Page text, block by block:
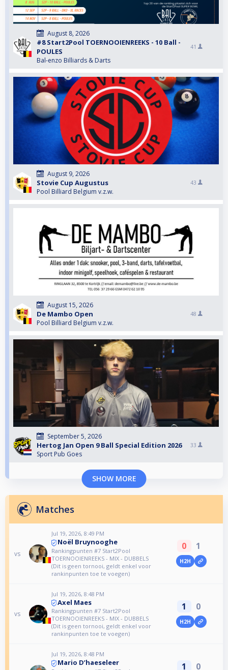
August 8, 2026
#8 Start2Pool TOERNOOIENREEKS - 10 Ball -
POULES
Bal-enzo Billiards & Darts
41
August 9, 2026
Stovie Cup Augustus
Pool Billiard Belgium v.z.w.
43
August 15, 2026
De Mambo Open
Pool Billiard Belgium v.z.w.
48
September 5, 2026
Hertog Jan Open 9 Ball Special Edition 2026
Sport Pub Goes
33
SHOW MORE
Matches
vs
Jul 19, 2026, 8:49 PM
Noël Bruynooghe
Rankingpunten #7 Start2Pool
TOERNOOIENREEKS - MIX - DUBBELS
(Dit is geen tornooi, geldt enkel voor
rankinpunten toe te voegen)
0 1
H2H
vs
Jul 19, 2026, 8:48 PM
Axel Maes
Rankingpunten #7 Start2Pool
TOERNOOIENREEKS - MIX - DUBBELS
(Dit is geen tornooi, geldt enkel voor
rankinpunten toe te voegen)
1 0
H2H
Jul 19, 2026, 8:48 PM
Mario D’haeseleer 1 0